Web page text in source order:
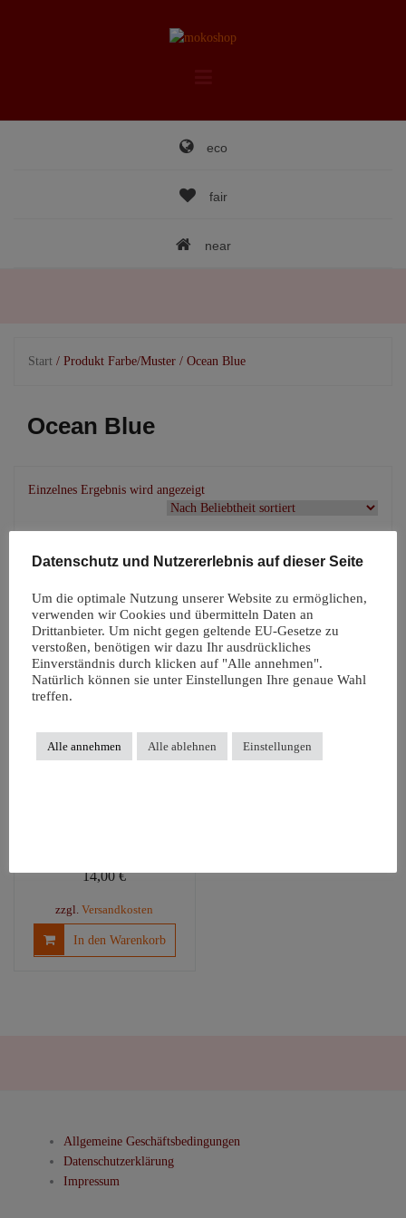
eco
fair
near
Start / Produkt Farbe/Muster / Ocean Blue
Ocean Blue
Einzelnes Ergebnis wird angezeigt
ComfyDo –
14,00€
zzgl.Versandkosten
In den Warenkorb
Allgemeine Geschäftsbedingungen
Datenschutzerklärung
Impressum
Datenschutz und Nutzererlebnis auf dieser Seite
Um die optimale Nutzung unserer Website zu ermöglichen,
verwenden wir Cookies und übermitteln Daten an
Drittanbieter. Um nicht gegen geltende EU-Gesetze zu
verstoßen, benötigen wir dazu Ihr ausdrückliches
Einverständnis durch klicken auf "Alle annehmen".
Natürlich können sie unter Einstellungen Ihre genaue Wahl
treffen.
Alle annehmen Alle ablehnen Einstellungen